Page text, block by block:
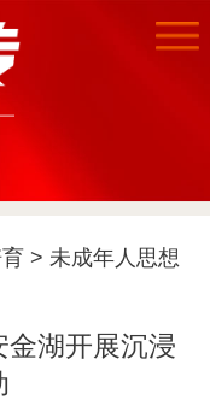
> 未成年人思想
湖开展沉浸